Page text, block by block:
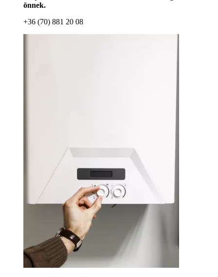
önnek.
+36 (70) 881 20 08